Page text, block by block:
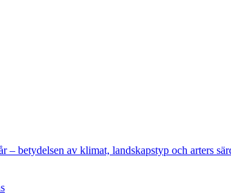
– betydelsen av klimat, landskapstyp och arters